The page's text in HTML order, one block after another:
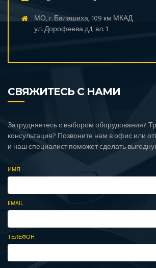
МО, г. Балашиха, 109 км МКАД
ул. Дорофеева д.1, вл. 1
СВЯЖИТЕСЬ С НАМИ
Затрудняетесь с выбором оборудования?
консультация? Позвоните нам в офис или
и наш специалист поможет сделать
ИМЯ
EMAIL
ТЕЛЕФОН